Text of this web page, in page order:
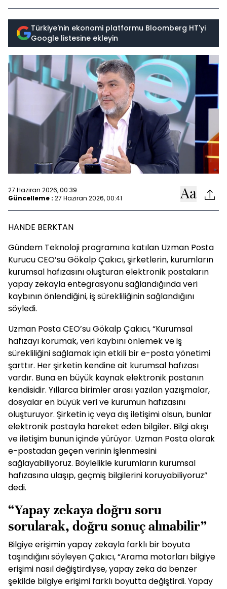
Türkiye'nin ekonomi platformu Bloomberg HT'yi
Google listesine ekleyin
27 Haziran 2026, 00:39
Güncelleme : 27 Haziran 2026, 00:41
HANDE BERKTAN
Gündem Teknoloji programına katılan Uzman Posta
Kurucu CEO’su Gökalp Çakıcı, şirketlerin, kurumların
kurumsal hafızasını oluşturan elektronik postaların
yapay zekayla entegrasyonu sağlandığında veri
kaybının önlendiğini, iş sürekliliğinin sağlandığını
söyledi.
Uzman Posta CEO’su Gökalp Çakıcı, “Kurumsal
hafızayı korumak, veri kaybını önlemek ve iş
sürekliliğini sağlamak için etkili bir e-posta yönetimi
şarttır. Her şirketin kendine ait kurumsal hafızası
vardır. Buna en büyük kaynak elektronik postanın
kendisidir. Yıllarca birimler arası yazılan yazışmalar,
dosyalar en büyük veri ve kurumun hafızasını
oluşturuyor. Şirketin iç veya dış iletişimi olsun, bunlar
elektronik postayla hareket eden bilgiler. Bilgi akışı
ve iletişim bunun içinde yürüyor. Uzman Posta olarak
e-postadan geçen verinin işlenmesini
sağlayabiliyoruz. Böylelikle kurumların kurumsal
hafızasına ulaşıp, geçmiş bilgilerini koruyabiliyoruz”
dedi.
“Yapay zekaya doğru soru
sorularak, doğru sonuç alınabilir”
Bilgiye erişimin yapay zekayla farklı bir boyuta
taşındığını söyleyen Çakıcı, “Arama motorları bilgiye
erişimi nasıl değiştirdiyse, yapay zeka da benzer
şekilde bilgiye erişimi farklı boyutta değiştirdi. Yapay